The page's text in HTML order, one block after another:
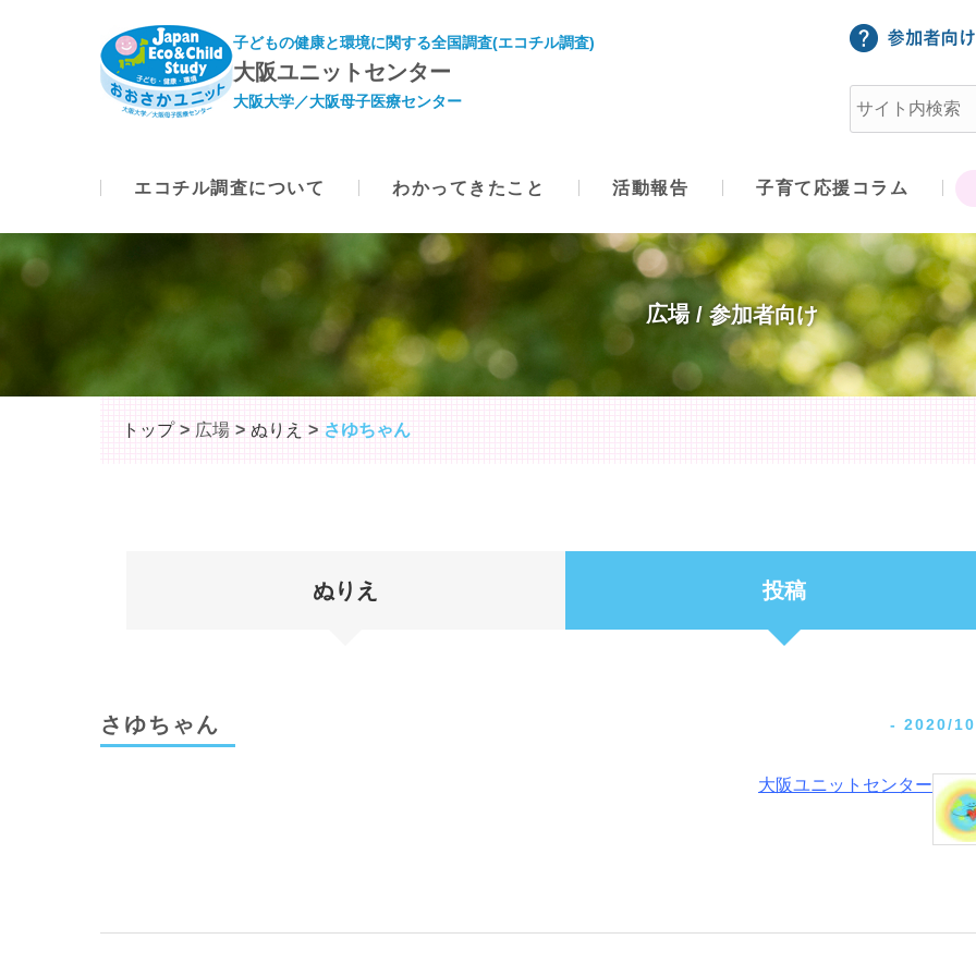
子どもの健康と環境に関する全国調査(エコチル調査)
大阪ユニットセンター
大阪大学／大阪母子医療センター
エコチル調査について わかってきたこと 活動報告 子育て応援コラム
広場
トップ 広場 ぬりえ さゆちゃん
ぬりえ 投稿
さゆちゃん - 2020/
大阪ユニットセンター